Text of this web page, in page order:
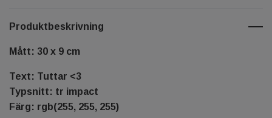
Produktbeskrivning
Mått: 30 x 9 cm
Text: Tuttar <3
Typsnitt: tr impact
Färg: rgb(255, 255, 255)